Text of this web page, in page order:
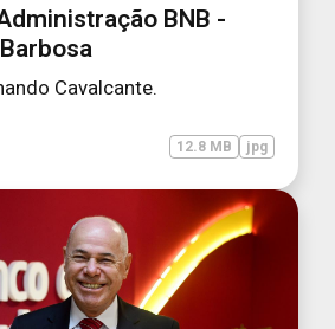
BNB -
Cavalcante.
12.8 MB jpg